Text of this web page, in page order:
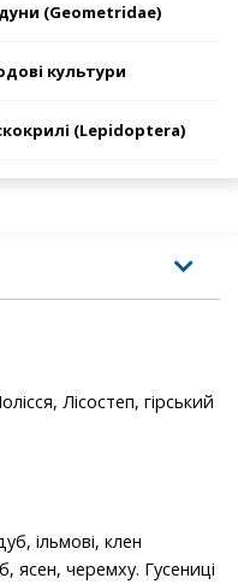
(Geometridae)
культури
(Lepidoptera)
Лісостеп, гірський
ільмові, клен
ясен, черемху. Гусениці